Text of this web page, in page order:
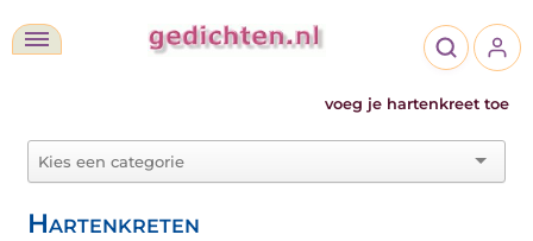
voeg je hartenkreet toe
Hartenkreten